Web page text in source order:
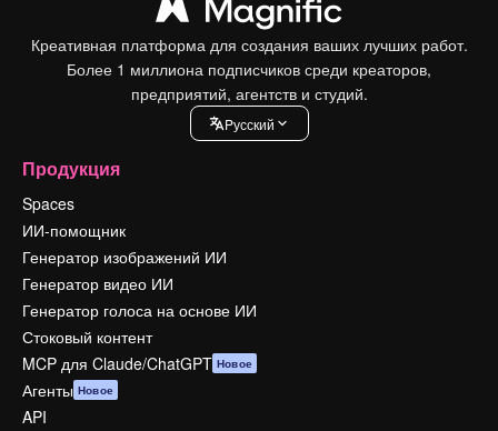
Креативная платформа для создания ваших лучших работ.
Более 1 миллиона подписчиков среди креаторов,
предприятий, агентств и студий.
Pусский
Продукция
Spaces
ИИ-помощник
Генератор изображений ИИ
Генератор видео ИИ
Генератор голоса на основе ИИ
Стоковый контент
MCP для Claude/ChatGPT Новое
Агенты Новое
API